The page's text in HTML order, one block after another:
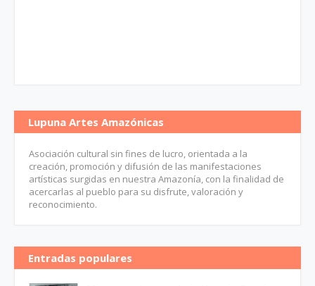
Lupuna Artes Amazónicas
Asociación cultural sin fines de lucro, orientada a la
creación, promoción y difusión de las manifestaciones
artísticas surgidas en nuestra Amazonía, con la finalidad de
acercarlas al pueblo para su disfrute, valoración y
reconocimiento.
Entradas populares